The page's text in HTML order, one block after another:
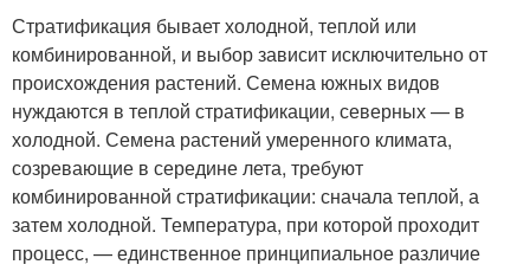
Стратификация бывает холодной, теплой или
комбинированной, и выбор зависит исключительно от
происхождения растений. Семена южных видов
нуждаются в теплой стратификации, северных — в
холодной. Семена растений умеренного климата,
созревающие в середине лета, требуют
комбинированной стратификации: сначала теплой, а
затем холодной. Температура, при которой проходит
процесс, — единственное принципиальное различие